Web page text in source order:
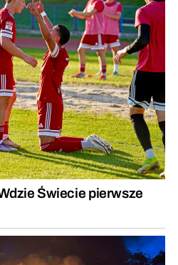
Świecie pierwsze